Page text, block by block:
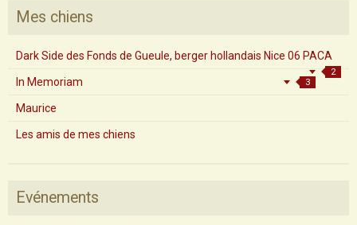
Mes chiens
Dark Side des Fonds de Gueule, berger hollandais Nice 06 PACA
2
In Memoriam 3
Maurice
Les amis de mes chiens
Evénements